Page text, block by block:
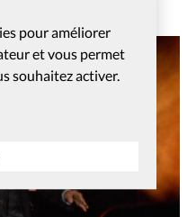
pour améliorer
et vous permet
souhaitez activer.